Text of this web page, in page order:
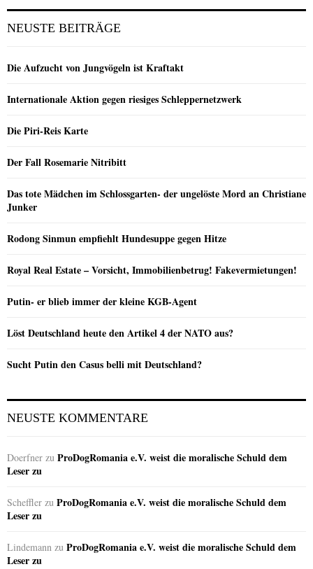
NEUSTE BEITRÄGE
Die Aufzucht von Jungvögeln ist Kraftakt
Internationale Aktion gegen riesiges Schleppernetzwerk
Die Piri-Reis Karte
Der Fall Rosemarie Nitribitt
Das tote Mädchen im Schlossgarten- der ungelöste Mord an Christiane
Junker
Rodong Sinmun empfiehlt Hundesuppe gegen Hitze
Royal Real Estate – Vorsicht, Immobilienbetrug! Fakevermietungen!
Putin- er blieb immer der kleine KGB-Agent
Löst Deutschland heute den Artikel 4 der NATO aus?
Sucht Putin den Casus belli mit Deutschland?
NEUSTE KOMMENTARE
Doerfner zu ProDogRomania e.V. weist die moralische Schuld dem
Leser zu
Scheffler zu ProDogRomania e.V. weist die moralische Schuld dem
Leser zu
Lindemann zu ProDogRomania e.V. weist die moralische Schuld dem
Leser zu